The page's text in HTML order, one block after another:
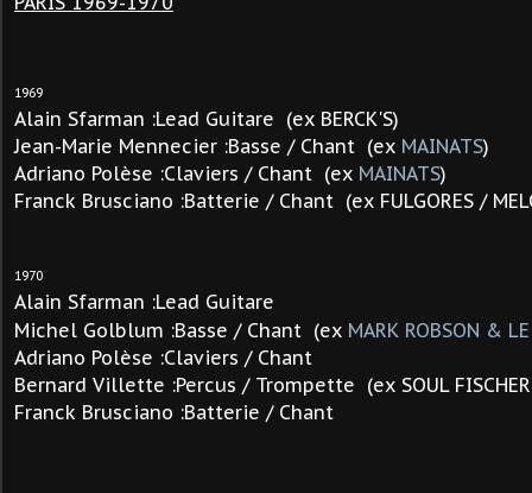
1969
Alain Sfarman :Lead Guitare (ex BERCK'S)
Jean-Marie Mennecier :Basse / Chant (ex MAINATS)
Adriano Polèse :Claviers / Chant (ex MAINATS)
Franck Brusciano :Batterie / Chant (ex FULGORES /
1970
Alain Sfarman :Lead Guitare
Michel Golblum :Basse / Chant (ex MARK ROBSON &
Adriano Polèse :Claviers / Chant
Bernard Villette :Percus / Trompette (ex SOUL FISCHER
Franck Brusciano :Batterie / Chant